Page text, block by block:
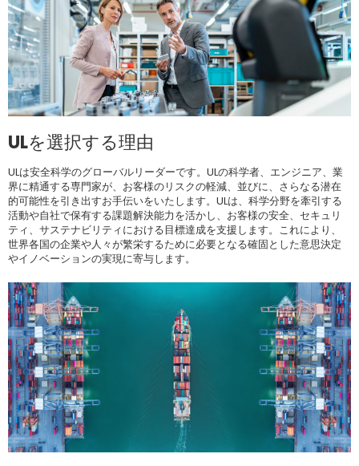
ULを選択する理由
ULは安全科学のグローバルリーダーです。ULの科学者、エンジニア、業
界に精通する専門家が、お客様のリスクの軽減、並びに、さらなる潜在
的可能性を引き出すお手伝いをいたします。ULは、科学分野を牽引する
活動や自社で保有する課題解決能力を活かし、お客様の安全、セキュリ
ティ、サステナビリティにおける目標達成を支援します。これにより、
世界各国の企業や人々が繁栄するために必要となる確固とした意思決定
やイノベーションの実現に寄与します。